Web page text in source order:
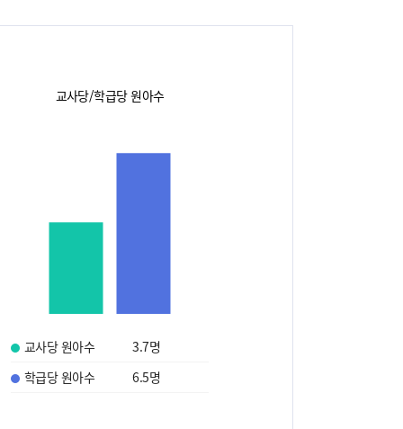
교사당/학급당 원아수
교사당 원아수 3.7명
학급당 원아수
6.5명